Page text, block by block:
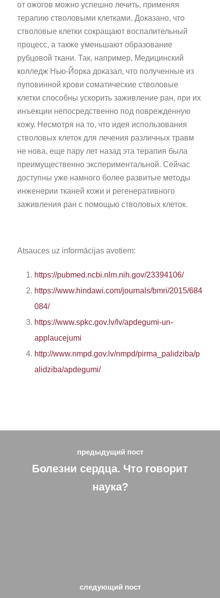
от ожогов можно успешно лечить, применяя
терапию стволовыми клетками. Доказано, что
стволовые клетки сокращают воспалительный
процесс, а также уменьшают образование
рубцовой ткани. Так, например, Медицинский
колледж Нью-Йорка доказал, что полученные из
пуповинной крови соматические стволовые
клетки способны ускорить заживление ран, при их
инъекции непосредственно под поврежденную
кожу. Несмотря на то, что идея использования
стволовых клеток для лечения различных травм
не нова, еще пару лет назад эта терапия была
преимущественно экспериментальной. Сейчас
доступны уже намного более развитые методы
инженерии тканей кожи и регенеративного
заживления ран с помощью стволовых клеток.
Atsauces uz informācijas avotiem:
https://pubmed.ncbi.nlm.nih.gov/23394106/
https://www.hindawi.com/journals/bmri/2015/684
084/
https://www.spkc.gov.lv/lv/apdegumi-un-
applaucejumi
http://www.nmpd.gov.lv/nmpd/pirma_palidziba/p
alidziba/apdegumi/
предыдущий пост
Болезни сердца. Что говорит
наука?
следующий пост